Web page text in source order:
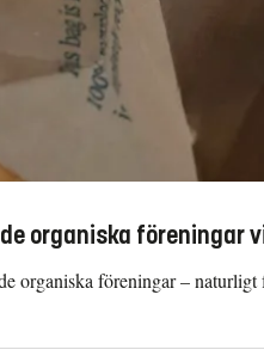
organiska föreningar
organiska föreningar –